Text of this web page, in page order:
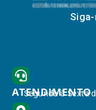
ATENDIMENTO
Segunda à Sexta